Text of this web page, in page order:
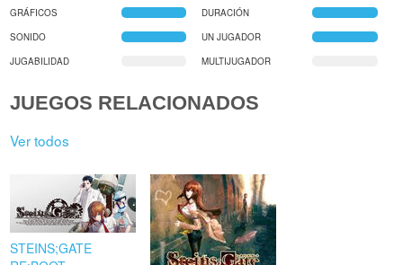
GRÁFICOS
DURACIÓN
SONIDO
UN JUGADOR
JUGABILIDAD
MULTIJUGADOR
JUEGOS RELACIONADOS
Ver todos
STEINS;GATE